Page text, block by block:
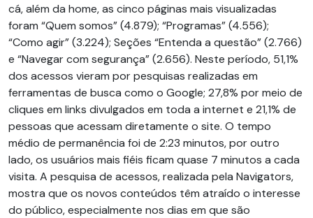
cá, além da home, as cinco páginas mais visualizadas
foram “Quem somos” (4.879); “Programas” (4.556);
“Como agir” (3.224); Seções “Entenda a questão” (2.766)
e “Navegar com segurança” (2.656). Neste período, 51,1%
dos acessos vieram por pesquisas realizadas em
ferramentas de busca como o Google; 27,8% por meio de
cliques em links divulgados em toda a internet e 21,1% de
pessoas que acessam diretamente o site. O tempo
médio de permanência foi de 2:23 minutos, por outro
lado, os usuários mais fiéis ficam quase 7 minutos a cada
visita. A pesquisa de acessos, realizada pela Navigators,
mostra que os novos conteúdos têm atraído o interesse
do público, especialmente nos dias em que são